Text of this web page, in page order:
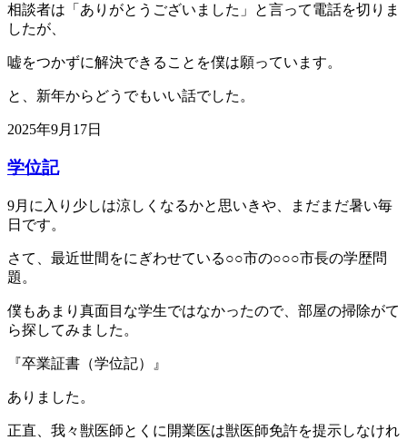
相談者は「ありがとうございました」と言って電話を切りま
したが、
嘘をつかずに解決できることを僕は願っています。
と、新年からどうでもいい話でした。
2025年9月17日
学位記
9月に入り少しは涼しくなるかと思いきや、まだまだ暑い毎
日です。
さて、最近世間をにぎわせている○○市の○○○市長の学歴問
題。
僕もあまり真面目な学生ではなかったので、部屋の掃除がて
ら探してみました。
『卒業証書（学位記）』
ありました。
正直、我々獣医師とくに開業医は獣医師免許を提示しなけれ